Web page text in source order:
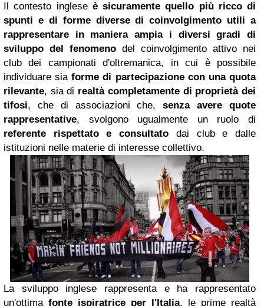
Il contesto inglese è sicuramente quello più ricco di
spunti e di forme diverse di coinvolgimento utili a
rappresentare in maniera ampia i diversi gradi di
sviluppo del fenomeno del coinvolgimento attivo nei
club dei campionati d'oltremanica, in cui è possibile
individuare siaforme di partecipazione con una quota
rilevante, sia di realtà completamente di proprietà dei
tifosi, che di associazioni che,senza avere quote
rappresentative, svolgono ugualmente un ruolo di
referente rispettato e consultato dai club e dalle
istituzioni nelle materie di interesse collettivo.
La sviluppo inglese rappresenta e ha rappresentato
un'ottima fonte ispiratrice per l'Italia, le prime realtà